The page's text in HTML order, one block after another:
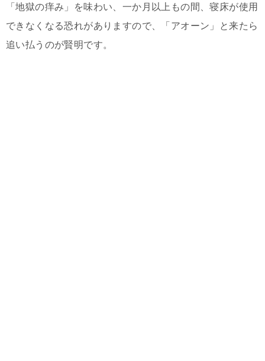
「地獄の痒み」を味わい、一か月以上もの間、寝床が使用
できなくなる恐れがありますので、「アオーン」と来たら
追い払うのが賢明です。